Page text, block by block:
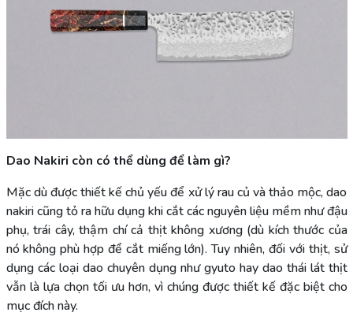
Dao Nakiri còn có thể dùng để làm gì?
Mặc dù được thiết kế chủ yếu để xử lý rau củ và thảo mộc, dao
nakiri cũng tỏ ra hữu dụng khi cắt các nguyên liệu mềm như đậu
phụ, trái cây, thậm chí cả thịt không xương (dù kích thước của
nó không phù hợp để cắt miếng lớn). Tuy nhiên, đối với thịt, sử
dụng các loại dao chuyên dụng như gyuto hay dao thái lát thịt
vẫn là lựa chọn tối ưu hơn, vì chúng được thiết kế đặc biệt cho
mục đích này.